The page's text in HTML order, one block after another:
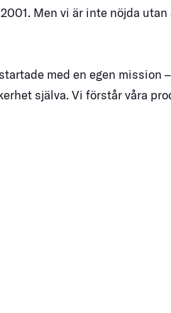
Men vi är inte nöjda
med en egen mission
själva. Vi förstår våra